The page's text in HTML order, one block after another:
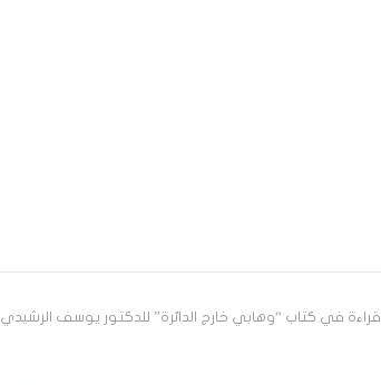
قراءة في كتاب “وهابي خارج الدائرة” للدكتور يوسف الرشيدي